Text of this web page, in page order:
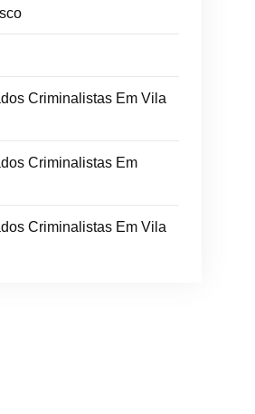
Criminalistas Em Vila
Criminalistas Em
Criminalistas Em Vila